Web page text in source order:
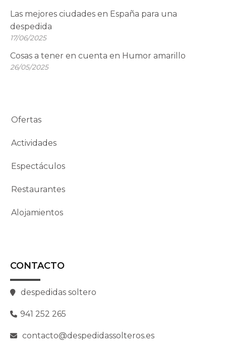
Las mejores ciudades en España para una
despedida
17/06/2025
Cosas a tener en cuenta en Humor amarillo
26/05/2025
Ofertas
Actividades
Espectáculos
Restaurantes
Alojamientos
CONTACTO
despedidas soltero
941 252 265
contacto@despedidassolteros.es